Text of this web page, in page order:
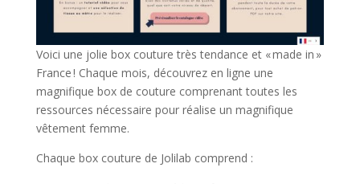
Voici une jolie box couture très tendance et « made in »
France ! Chaque mois, découvrez en ligne une
magnifique box de couture comprenant toutes les
ressources nécessaire pour réalise un magnifique
vêtement femme.
Chaque box couture de Jolilab comprend :